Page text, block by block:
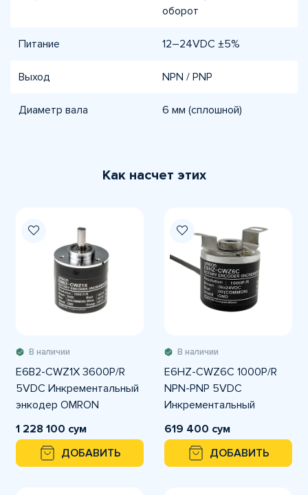
оборот
Питание 12–24VDC ±5%
Выход NPN / PNP
Диаметр вала 6 мм (сплошной)
Как насчет этих
В наличии
E6B2-CWZ1X 3600P/R
5VDC Инкрементальный
энкодер OMRON
1 228 100 сум
ДОБАВИТЬ
В наличии
E6HZ-CWZ6C 1000P/R
NPN-PNP 5VDC
Инкрементальный
энкодер OMRON
619 400 сум
ДОБАВИТЬ